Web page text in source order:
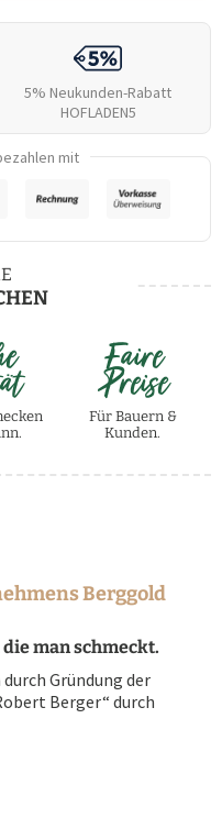
5% Neukunden-Rabatt
HOFLADEN5
mit
Faire
Preise
Für Bauern &
Kunden.
Berggold
man schmeckt.
Gründung der
Berger“ durch